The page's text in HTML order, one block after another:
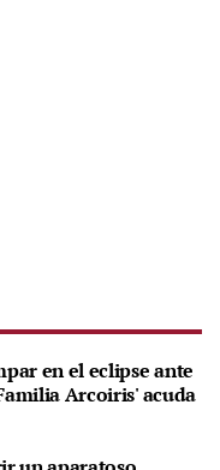
en el eclipse ante
Arcoiris' acuda